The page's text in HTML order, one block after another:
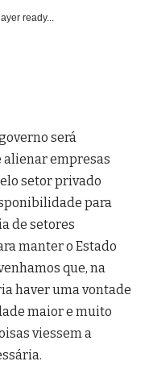
ready...
será
alienar empresas
setor privado
para
de setores
manter o Estado
que, na
haver uma vontade
maior e muito
viessem a